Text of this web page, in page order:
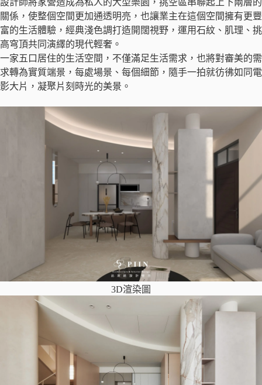
設計師將家營造成為私人的大型樂園，挑空區串聯起上下兩層的
關係，使整個空間更加通透明亮，也讓業主在這個空間擁有更豐
富的生活體驗，經典淺色調打造開闊視野，運用石紋、肌理、挑
高穹頂共同演繹的現代輕奢。
一家五口居住的生活空間，不僅滿足生活需求，也將對審美的需
求轉為實質端景，每處場景、每個細節，隨手一拍就彷彿如同電
影大片，凝聚片刻時光的美景。
3D渲染圖